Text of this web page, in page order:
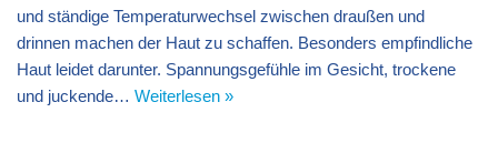
und ständige Temperaturwechsel zwischen draußen und
drinnen machen der Haut zu schaffen. Besonders empfindliche
Haut leidet darunter. Spannungsgefühle im Gesicht, trockene
und juckende… Weiterlesen »